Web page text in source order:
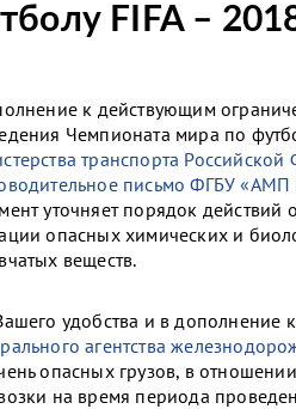
FIFA –
к действующим
Чемпионата мира по
транспорта
письмо ФГБУ
уточняет порядок
опасных химических и
веществ.
удобства и в дополнение
агентства
опасных грузов, в
на время периода